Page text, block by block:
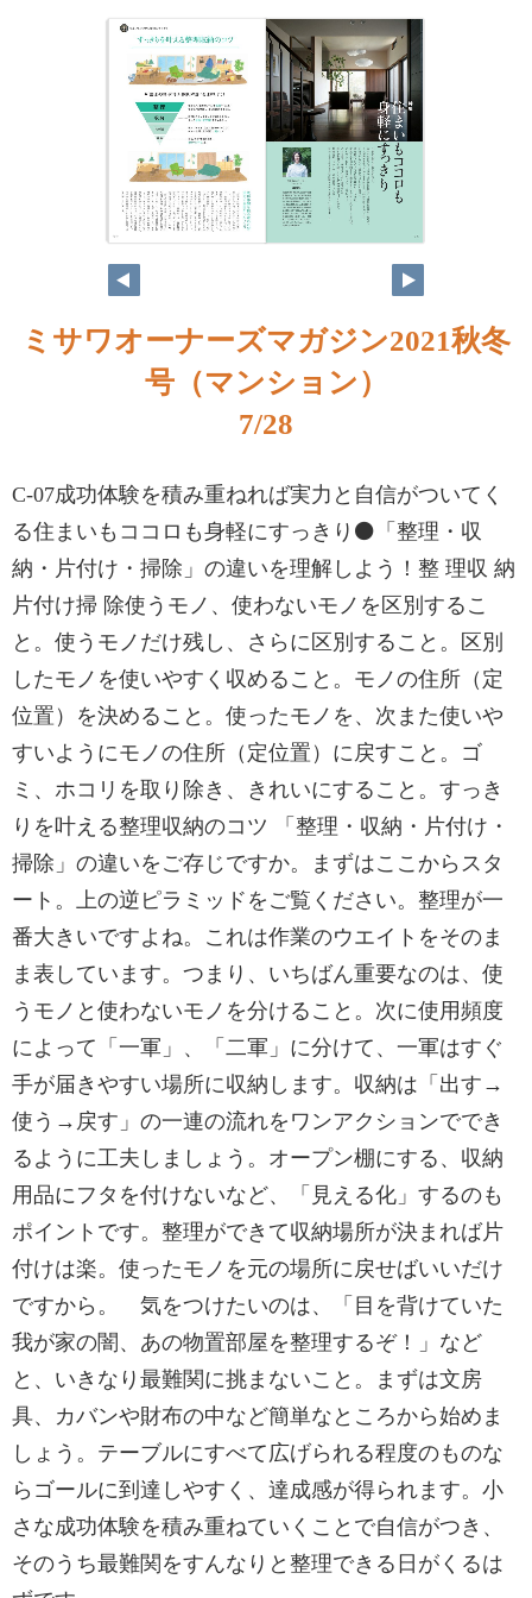
ミサワオーナーズマガジン2021秋冬
号（マンション）
7/28
C-07成功体験を積み重ねれば実力と自信がついてく
る住まいもココロも身軽にすっきり⚫「整理・収
納・片付け・掃除」の違いを理解しよう！整 理収 納
片付け掃 除使うモノ、使わないモノを区別するこ
と。使うモノだけ残し、さらに区別すること。区別
したモノを使いやすく収めること。モノの住所（定
位置）を決めること。使ったモノを、次また使いや
すいようにモノの住所（定位置）に戻すこと。ゴ
ミ、ホコリを取り除き、きれいにすること。すっき
りを叶える整理収納のコツ 「整理・収納・片付け・
掃除」の違いをご存じですか。まずはここからスタ
ート。上の逆ピラミッドをご覧ください。整理が一
番大きいですよね。これは作業のウエイトをそのま
ま表しています。つまり、いちばん重要なのは、使
うモノと使わないモノを分けること。次に使用頻度
によって「一軍」、「二軍」に分けて、一軍はすぐ
手が届きやすい場所に収納します。収納は「出す→
使う→戻す」の一連の流れをワンアクションででき
るように工夫しましょう。オープン棚にする、収納
用品にフタを付けないなど、「見える化」するのも
ポイントです。整理ができて収納場所が決まれば片
付けは楽。使ったモノを元の場所に戻せばいいだけ
ですから。 気をつけたいのは、「目を背けていた
我が家の闇、あの物置部屋を整理するぞ！」など
と、いきなり最難関に挑まないこと。まずは文房
具、カバンや財布の中など簡単なところから始めま
しょう。テーブルにすべて広げられる程度のものな
らゴールに到達しやすく、達成感が得られます。小
さな成功体験を積み重ねていくことで自信がつき、
そのうち最難関をすんなりと整理できる日がくるは